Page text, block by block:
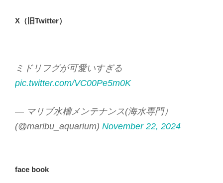
X（旧Twitter）
ミドリフグが可愛いすぎる
pic.twitter.com/VC00Pe5m0K
— マリブ水槽メンテナンス(海水専門）
(@maribu_aquarium) November 22, 2024
face book